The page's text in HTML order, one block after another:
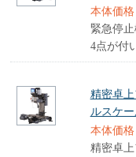
本体価格
緊急停
4点が付
精密卓
ルスケー
本体価格
精密卓